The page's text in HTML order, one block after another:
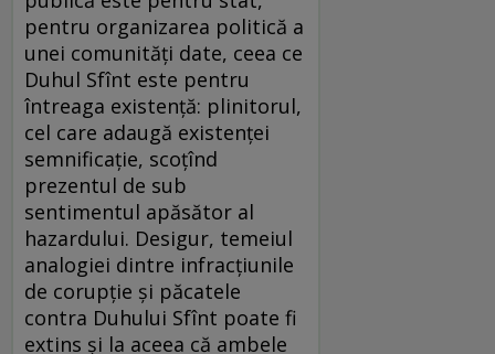
pentru organizarea politică a
unei comunități date, ceea ce
Duhul Sfînt este pentru
întreaga existență: plinitorul,
cel care adaugă existenței
semnificație, scoțînd
prezentul de sub
sentimentul apăsător al
hazardului. Desigur, temeiul
analogiei dintre infracțiunile
de corupție și păcatele
contra Duhului Sfînt poate fi
extins și la aceea că ambele